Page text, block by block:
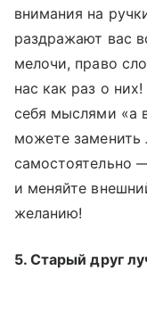
внимания на
раздражают вас
мелочи, право
нас как раз о
себя мыслями «а
можете
самостоятельно
и меняйте
желанию!
5. Старый друг